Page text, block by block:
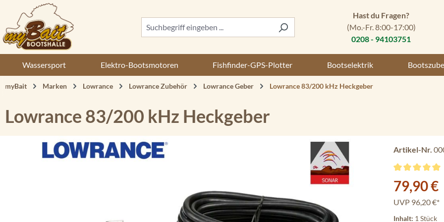
Hauptinhalt springen
Zur Suche springen
Zur Hauptnavigation springen
Hast du Fragen?
(Mo.-Fr. 8:00-17:00)
0208 - 94103751
Wassersport Elektro-Bootsmotoren Fishfinder-GPS-Plotter Bootselektrik
myBait Marken Lowrance Lowrance Zubehör Lowrance Geber Lowrance 83/200 kHz Heckgeber
Lowrance 83/200 kHz Heckgeber
Bildergalerie überspringen
Artikel-Nr.
Verkaufspreis:
79,90 €
UVP 96,20 €*
Inhalt: 1 Stück